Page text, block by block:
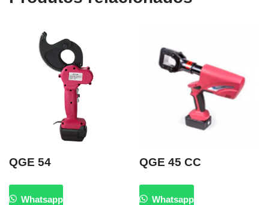
QGE 54
Whatsapp
QGE 45 CC
Whatsapp